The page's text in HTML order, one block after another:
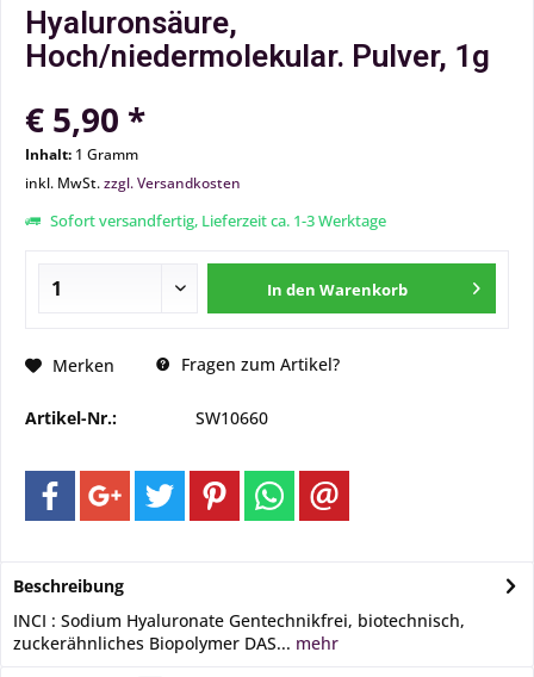
Hyaluronsäure,
Hoch/niedermolekular. Pulver, 1g
€ 5,90 *
Inhalt: 1 Gramm
inkl. MwSt.zzgl. Versandkosten
Sofort versandfertig, Lieferzeit ca. 1-3 Werktage
In den Warenkorb
Merken Fragen zum Artikel?
Artikel-Nr.: SW10660
Beschreibung
INCI : Sodium Hyaluronate Gentechnikfrei, biotechnisch,
zuckerähnliches Biopolymer DAS... mehr